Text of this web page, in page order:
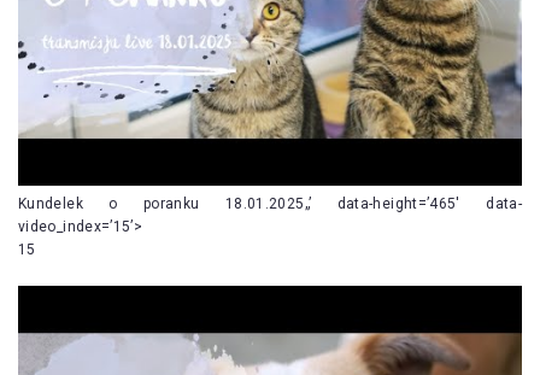
Kundelek o poranku 18.01.2025„’ data-height=’465′ data-
video_index=’15’>
15